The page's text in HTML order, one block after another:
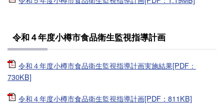
令和４年度小樽市食品衛生監視指導計画
令和４年度小樽市食品衛生監視指導計画実施結果[PDF：
730KB]
令和４年度小樽市食品衛生監視指導計画[PDF：811KB]